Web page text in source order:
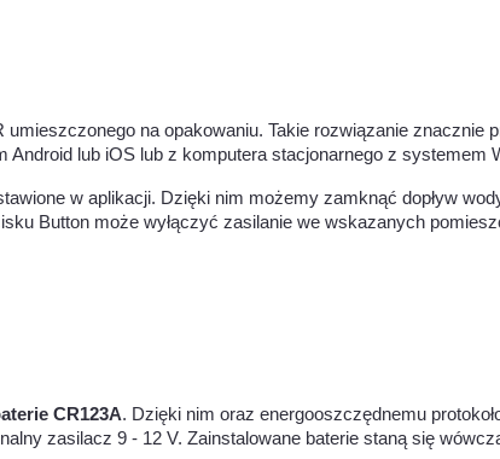
na opakowaniu. Takie rozwiązanie
lub iOS lub z komputera stacjonarnego z systemem
w aplikacji. Dzięki nim możemy zamknąć dopływ
Button może wyłączyć zasilanie we wskazanych
CR123A. Dzięki nim oraz energooszczędnemu
zasilacz 9 - 12 V. Zainstalowane baterie staną się